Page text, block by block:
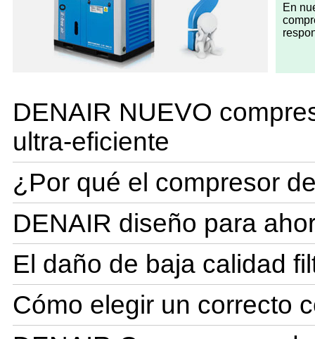
En
DENAIR NUEVO
ultra-eficiente
¿Por qué el compresor
DENAIR diseño para
El daño de baja calidad
Cómo elegir un correcto